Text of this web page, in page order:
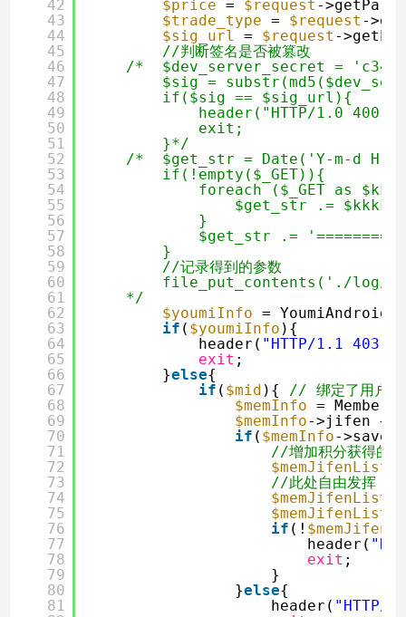
42
43
44
45
46
47
48
49
50
51
52
53
54
55
56
57
58
59
60
61
62
63
64
65
66
67
68
69
70
71
72
73
74
75
76
77
78
79
80
81
$price = $request -
$trade_type = $request -
$sig_url
= $request -
//判断签名是否被篡改
/*  $dev_server_secret =
$sig =
if($sig == $sig_url){
header("HTTP/1.0 400
exit;
}*/
/*  $get_str = Date('Y-m-d
if(!empty($_GET)){
foreach ($_GET as
$get_str .=
}
$get_str .=
}
//记录得到的参数
file_put_contents('./log/
*/
$youmiInfo =
if ( $youmiInfo
header( "HTTP/1.1 403
exit ;
}else{
if ( $mid ){ // 绑定了用户
$memInfo =
$memInfo->jifen
if ( $memInfo-
//增加积分获得的
$memJifenList
//此处自由发挥，
$memJifenList
$memJifenList
if (!
header(
exit ;
}
}else{
header( "HTTP/